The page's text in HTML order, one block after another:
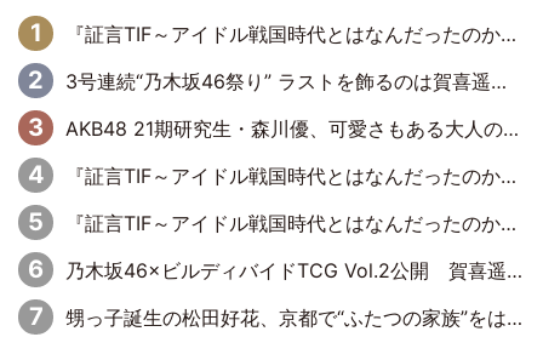
『証言TIF～アイドル戦国時代とはなんだったのか～』第6回：でんぱ組.inc・古川未鈴×相沢梨紗「『ハロプロやりたかったな』って言ったら、夢眠ねむさんに『てめえはでんぱ組．incなんだよ！』って肩パンされて(笑)」
3号連続“乃木坂46祭り” ラストを飾るのは賀喜遥香…5年ぶりの登場に「5年分大人になった私を見ていただけたら」
AKB48 21期研究生・森川優、可愛さもある大人の女性に
『証言TIF～アイドル戦国時代とはなんだったのか～』第11回：私立恵比寿中学・真山りか×安本彩花「TIFで10年ぶりのキョンシーメイクをしたら、場を完全に引かせてしまって。時代が変わったんだなって」
『証言TIF～アイドル戦国時代とはなんだったのか～』第10回：さくら学院・武藤彩未×飯田らうら「正直、中3で辞めるというのを信じてなくて。そう言われてはいたけど、嘘でしょって」
乃木坂46×ビルディバイドTCG Vol.2公開 賀喜遥香＆田村真佑が『京まふ』ステージに登壇
甥っ子誕生の松田好花、京都で“ふたつの家族”をはしご！ “母”黒谷友香に見送られ、“父”松岡昌宏とはハシゴ酒